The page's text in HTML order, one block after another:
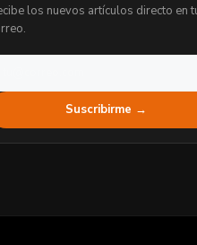
los nuevos artículos directo en
Suscribirme →